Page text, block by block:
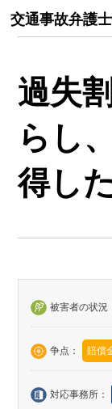
交通事故弁護
過失
らし
得し
被害者の状況
争点： 賠償
対応事務所：